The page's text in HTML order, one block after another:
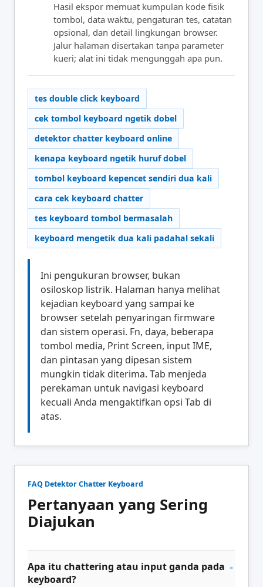
Hasil ekspor memuat kumpulan kode fisik
tombol, data waktu, pengaturan tes, catatan
opsional, dan detail lingkungan browser.
Jalur halaman disertakan tanpa parameter
kueri; alat ini tidak mengunggah apa pun.
tes double click keyboard
cek tombol keyboard ngetik dobel
detektor chatter keyboard online
kenapa keyboard ngetik huruf dobel
tombol keyboard kepencet sendiri dua kali
cara cek keyboard chatter
tes keyboard tombol bermasalah
keyboard mengetik dua kali padahal sekali
Ini pengukuran browser, bukan
osiloskop listrik. Halaman hanya melihat
kejadian keyboard yang sampai ke
browser setelah penyaringan firmware
dan sistem operasi. Fn, daya, beberapa
tombol media, Print Screen, input IME,
dan pintasan yang dipesan sistem
mungkin tidak diterima. Tab menjeda
perekaman untuk navigasi keyboard
kecuali Anda mengaktifkan opsi Tab di
atas.
FAQ Detektor Chatter Keyboard
Pertanyaan yang Sering
Diajukan
Apa itu chattering atau input ganda pada
keyboard?